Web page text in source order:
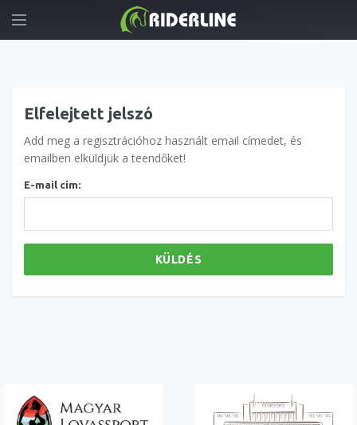
Elfelejtett jelszó
Add meg a regisztrációhoz használt email címedet, és
emailben elküldjük a teendőket!
E-mail cím:
KÜLDÉS